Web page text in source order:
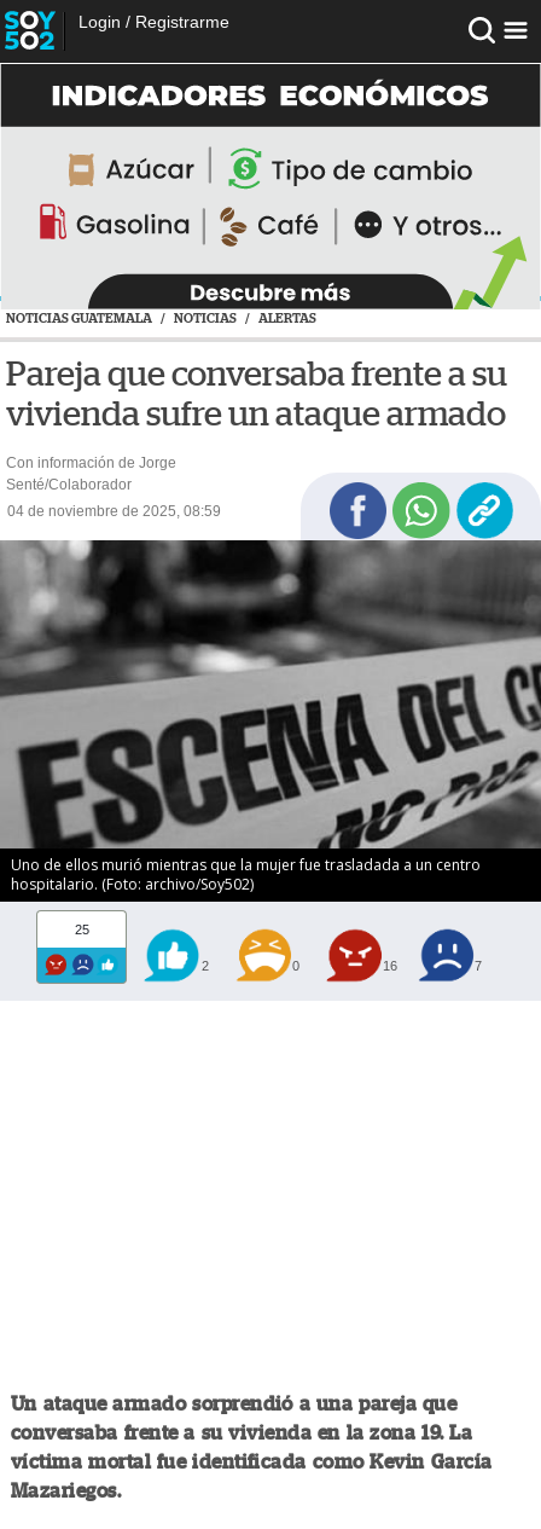
Login / Registrarme
NOTICIAS GUATEMALA / NOTICIAS / ALERTAS
Pareja que conversaba frente a su
vivienda sufre un ataque armado
Con información de Jorge
Senté/Colaborador
04 de noviembre de 2025, 08:59
Uno de ellos murió mientras que la mujer fue trasladada a un centro
hospitalario. (Foto: archivo/Soy502)
25
2 0 16 7
Un ataque armado sorprendió a una pareja que
conversaba frente a su vivienda en la zona 19. La
víctima mortal fue identificada como Kevin García
Mazariegos.